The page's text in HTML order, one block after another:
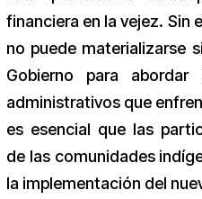
financiera en la vejez. Sin
no puede materializarse
Gobierno para
administrativos que
es esencial que las
de las comunidades
la implementación del